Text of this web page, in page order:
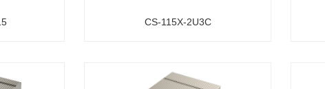
CS-115X-2U3C